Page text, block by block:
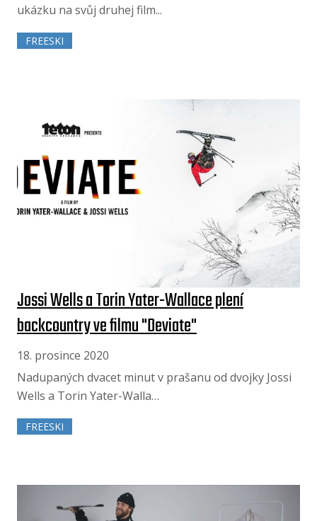
ukázku na svůj druhej film...
FREESKI
Jossi Wells a Torin Yater-Wallace plení
backcountry ve filmu "Deviate"
18. prosince 2020
Nadupaných dvacet minut v prašanu od dvojky Jossi
Wells a Torin Yater-Walla…
FREESKI